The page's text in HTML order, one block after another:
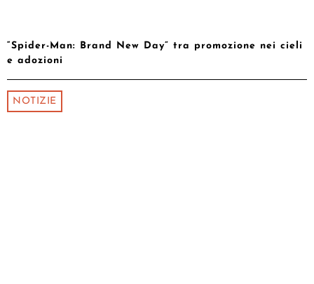
“Spider-Man: Brand New Day” tra promozione nei cieli
e adozioni
NOTIZIE